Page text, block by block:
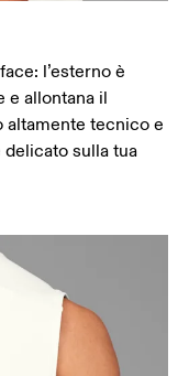
l’esterno è
e allontana il
altamente tecnico e
sulla tua